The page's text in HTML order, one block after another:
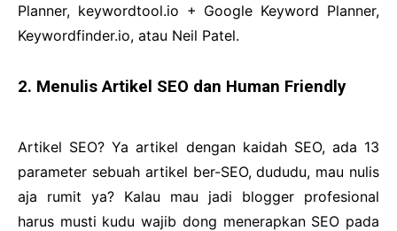
Planner, keywordtool.io + Google Keyword Planner,
Keywordfinder.io, atau Neil Patel.
2. Menulis Artikel SEO dan Human Friendly
Artikel SEO? Ya artikel dengan kaidah SEO, ada 13
parameter sebuah artikel ber-SEO, dududu, mau nulis
aja rumit ya? Kalau mau jadi blogger profesional
harus musti kudu wajib dong menerapkan SEO pada